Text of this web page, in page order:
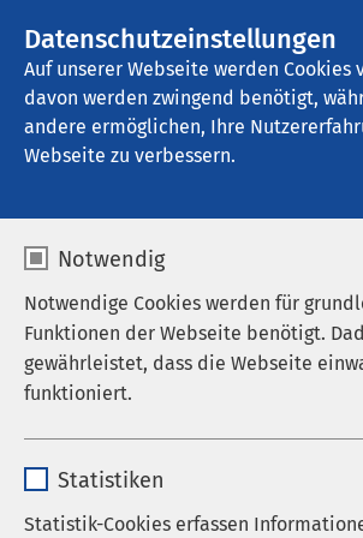
Datenschutzeinstellungen
Auf unserer Webseite werden Cookies
davon werden zwingend benötigt,
andere ermöglichen, Ihre
Webseite zu verbessern.
Notwendig
Notwendige Cookies werden für
Funktionen der Webseite benötigt.
gewährleistet, dass die Webseite
funktioniert.
Anbieter sgalinski
Statistiken
Statistik-Cookies erfassen
AMEOS Klinikum Schönebeck